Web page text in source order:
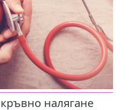
налягане